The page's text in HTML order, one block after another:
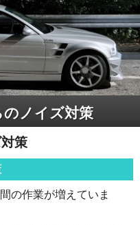
ノイズ対策
策
の作業が増えていま